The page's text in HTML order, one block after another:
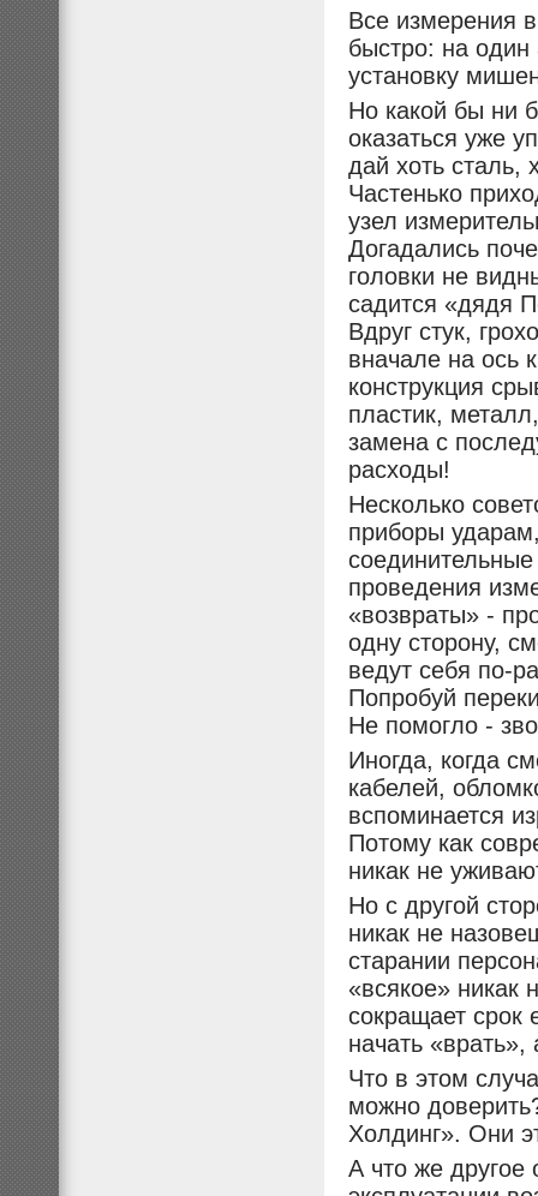
Все измерения
быстро: на один
установку
Но какой бы ни
оказаться уже
дай хоть сталь,
Частенько
узел
Догадались
головки не
садится «дядя
Вдруг стук,
вначале на ось
конструкция
пластик,
замена с
расходы!
Несколько
приборы
проведения
«возвраты» -
одну сторону,
ведут себя по-
Попробуй
Не помогло -
Иногда, когда
кабелей,
вспоминается
Потому как
никак не
Но с другой
никак не
старании
«всякое» никак
сокращает срок
начать «врать»,
Что в этом
можно
Холдинг». Они
А что же другое